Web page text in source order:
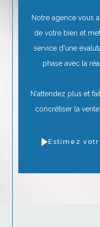
de votre bien et
service d'une
phase avec la
concrétiser la